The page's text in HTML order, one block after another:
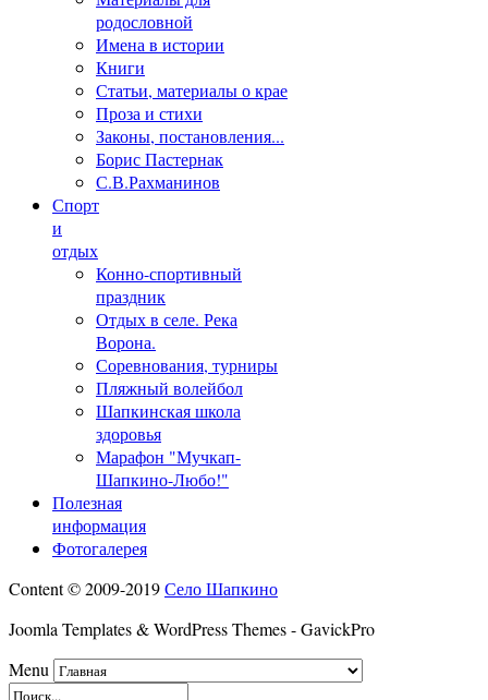
родословной
Имена в истории
Книги
Статьи, материалы о крае
Проза и стихи
Законы, постановления...
Борис Пастернак
С.В.Рахманинов
Спорт
и
отдых
Конно-спортивный
праздник
Отдых в селе. Река
Ворона.
Соревнования, турниры
Пляжный волейбол
Шапкинская школа
здоровья
Марафон "Мучкап-
Шапкино-Любо!"
Полезная
информация
Фотогалерея
Content © 2009-2019Село Шапкино
Joomla Templates & WordPress Themes - GavickPro
Menu